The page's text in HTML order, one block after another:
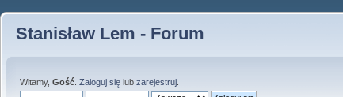
Stanisław Lem - Forum
Witamy, Gość Zaloguj się lub zarejestruj